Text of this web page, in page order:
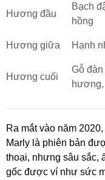
Hương đầu
Bạch
hồng
Hương giữa Hạnh
Hương cuối
Gỗ
Ra mắt vào năm 2020,
Marly là phiên bản
thoại, nhưng sâu sắc,
gốc được ví như sức